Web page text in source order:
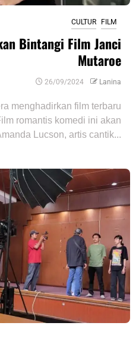
CULTUR FILM
Bintangi Film Janci
Mutaroe
26/09/2024 Lanina
menghadirkan film terbaru
romantis komedi ini akan
Lucson, artis cantik...